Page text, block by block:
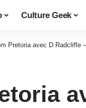
Culture Geek
Pretoria avec D.Radcliffe